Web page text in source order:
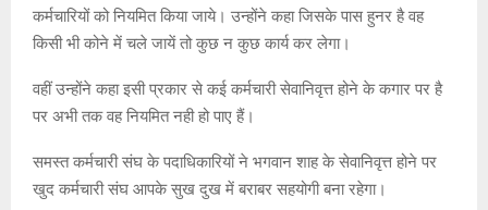
कर्मचारियों को नियमित किया जाये। उन्होंने कहा जिसके पास हुनर है वह
किसी भी कोने में चले जायें तो कुछ न कुछ कार्य कर लेगा।
वहीं उन्होंने कहा इसी प्रकार से कई कर्मचारी सेवानिवृत्त होने के कगार पर है
पर अभी तक वह नियमित नही हो पाए हैं।
समस्त कर्मचारी संघ के पदाधिकारियों ने भगवान शाह के सेवानिवृत्त होने पर
खुद कर्मचारी संघ आपके सुख दुख में बराबर सहयोगी बना रहेगा।